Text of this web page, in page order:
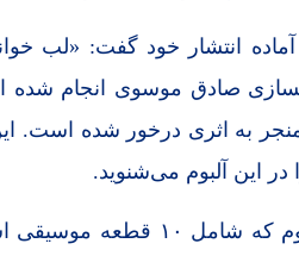
آماده انتشار خود گفت: «لب
صادق موسوی انجام
به اثری درخور شده است.
این آلبوم می‌شنوید.
وی ادامه داد: در این